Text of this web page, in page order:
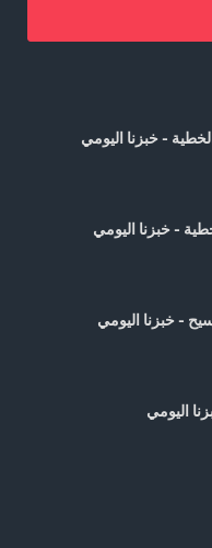
- خبزنا اليومي
- خبزنا اليومي
- خبزنا اليومي
اليومي